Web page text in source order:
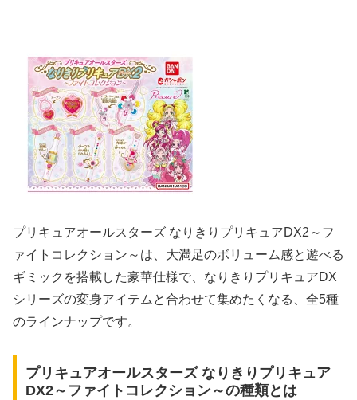
プリキュアオールスターズ なりきりプリキュアDX2～フ
ァイトコレクション～は、大満足のボリューム感と遊べる
ギミックを搭載した豪華仕様で、なりきりプリキュアDX
シリーズの変身アイテムと合わせて集めたくなる、全5種
のラインナップです。
プリキュアオールスターズ なりきりプリキュア
DX2～ファイトコレクション～の種類とは